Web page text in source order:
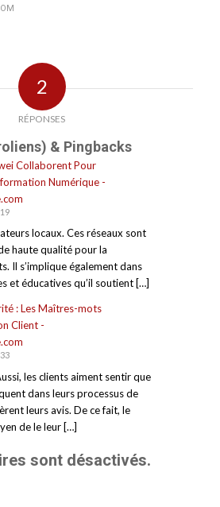
2
RÉPONSES
& Pingbacks
Collaborent Pour
Numérique -
locaux. Ces réseaux sont
haute qualité pour la
Il s’implique également dans
et éducatives qu’il soutient […]
: Les Maîtres-mots
Client -
les clients aiment sentir que
dans leurs processus de
leurs avis. De ce fait, le
de le leur […]
sont désactivés.